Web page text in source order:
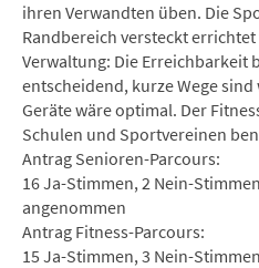
ihren Verwandten üben. Die
Randbereich versteckt
Verwaltung: Die Erreichbarkeit
entscheidend, kurze Wege
Geräte wäre optimal. Der
Schulen und Sportvereinen
Antrag Senioren-Parcours:
16 Ja-Stimmen, 2 Nein-
angenommen
Antrag Fitness-Parcours:
15 Ja-Stimmen, 3 Nein-